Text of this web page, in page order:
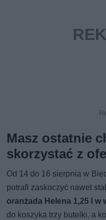
Masz ostatnie
skorzystać z
Od 14 do 16 sierpnia w
potrafi zaskoczyć nawet
oranżada Helena 1,25 l w
do koszyka trzy butelki, a